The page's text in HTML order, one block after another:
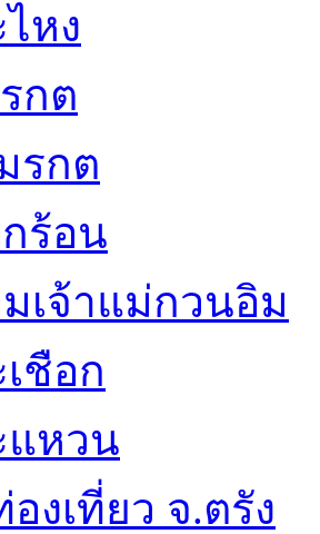
ไหง
กต
รกต
ร้อน
เจ้าแม่กวนอิม
เชือก
แหวน
งเที่ยว จ.ตรัง